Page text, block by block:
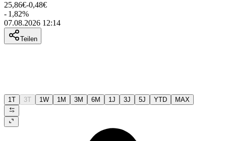
25,86€-0,48€
- 1,82%
07.08.2026 12:14
Teilen
1T 3T 1W 1M 3M 6M 1J 3J 5J YTD MAX